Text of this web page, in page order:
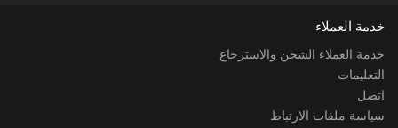
خدمة العملاء
خدمة العملاء الشحن والاسترجاع
التعليمات
اتصل
سياسة ملفات الارتباط